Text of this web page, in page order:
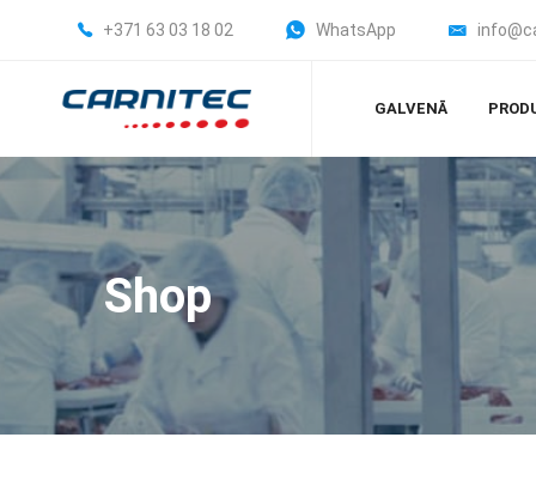
+371 63 03 18 02 WhatsApp
GALVENĀ
Shop